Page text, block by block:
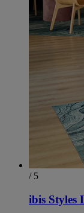
/ 5
ibis Styles